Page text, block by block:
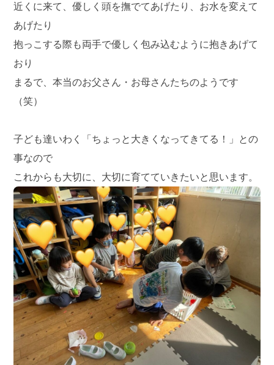
近くに来て、優しく頭を撫でてあげたり、お水を変えて
あげたり
抱っこする際も両手で優しく包み込むように抱きあげて
おり
まるで、本当のお父さん・お母さんたちのようです
（笑）
子ども達いわく「ちょっと大きくなってきてる！」との
事なので
これからも大切に、大切に育てていきたいと思います。